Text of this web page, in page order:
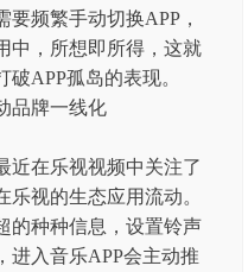
频繁手动切换APP，
中，所想即所得，这就
APP孤岛的表现。
近在乐视视频中关注了
视的生态应用流动。
的种种信息，设置铃声
进入音乐APP会主动推